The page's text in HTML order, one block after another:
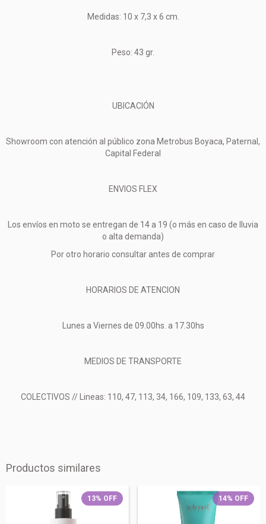
Medidas: 10 x 7,3 x 6 cm.
Peso: 43 gr.
UBICACIÓN
Showroom con atención al público zona Metrobus Boyaca, Paternal,
Capital Federal
ENVIOS FLEX
Los envíos en moto se entregan de 14 a 19 (o más en caso de lluvia
o alta demanda)
Por otro horario consultar antes de comprar
HORARIOS DE ATENCION
Lunes a Viernes de 09.00hs. a 17.30hs
MEDIOS DE TRANSPORTE
COLECTIVOS // Lineas: 110, 47, 113, 34, 166, 109, 133, 63, 44
Productos similares
13% OFF 14% OFF